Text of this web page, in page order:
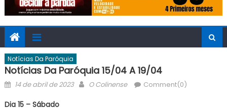
Notícias Da Paróquia
Notícias Da Paróquia 15/04 A 19/04
Posted
14 de abril de 2023 Author
O Colinense Comment(0)
Dia 15 – Sábado